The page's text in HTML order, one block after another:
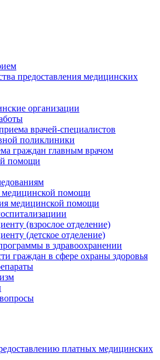
предоставления медицинских
организации
врачей-специалистов
поликлиники
граждан главным врачом
помощи
медицинской помощи
медицинской помощи
(взрослое отделение)
(детское отделение)
в здравоохранении
граждан в сфере охраны здоровья
платных медицинских